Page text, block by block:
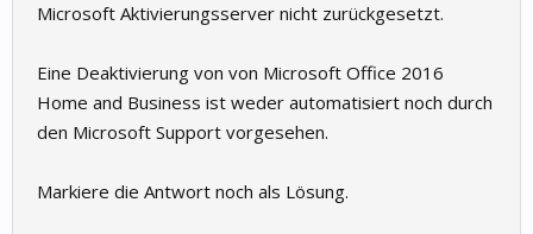
Microsoft Aktivierungsserver nicht zurückgesetzt.
Eine Deaktivierung von von Microsoft Office 2016
Home and Business ist weder automatisiert noch durch
den Microsoft Support vorgesehen.
Markiere die Antwort noch als Lösung.